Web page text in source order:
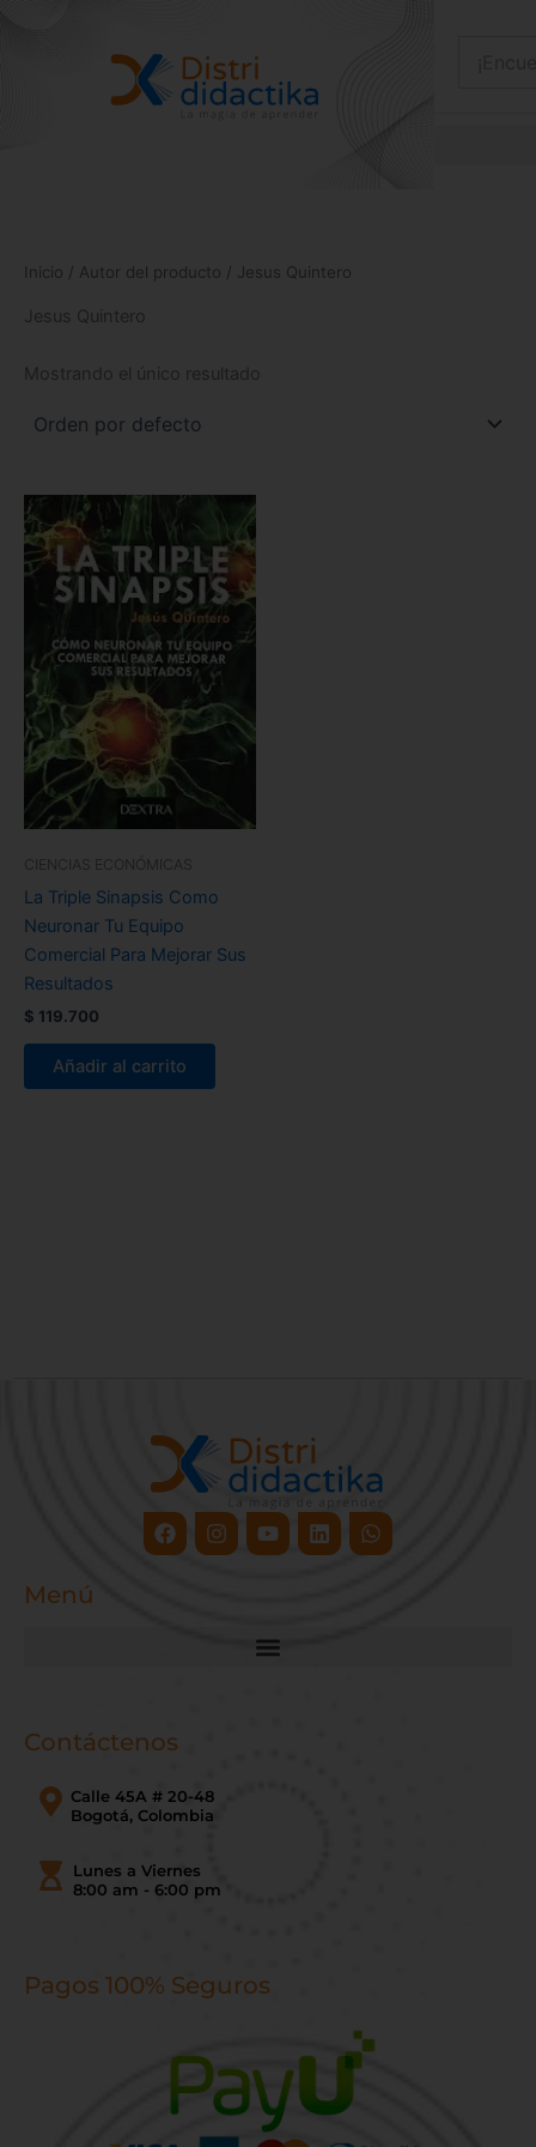
Inicio / Autor del producto / Jesus Quintero
Jesus Quintero
Mostrando el único resultado
CIENCIAS ECONÓMICAS
La Triple Sinapsis Como
Neuronar Tu Equipo
Comercial Para Mejorar Sus
Resultados
$ 119.700
Añadir al carrito
FacebookInstagram
YoutubeLinkedinWhatsapp
Menú
Contáctenos
Calle 45A # 20-48
Bogotá, Colombia
Lunes a Viernes
8:00 am - 6:00 pm
Pagos 100% Seguros